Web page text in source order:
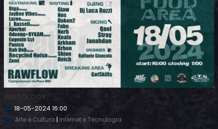
BEATOLOGY
18-05-2024 16:00
Arte e Cultura | Internet e Tecnologia